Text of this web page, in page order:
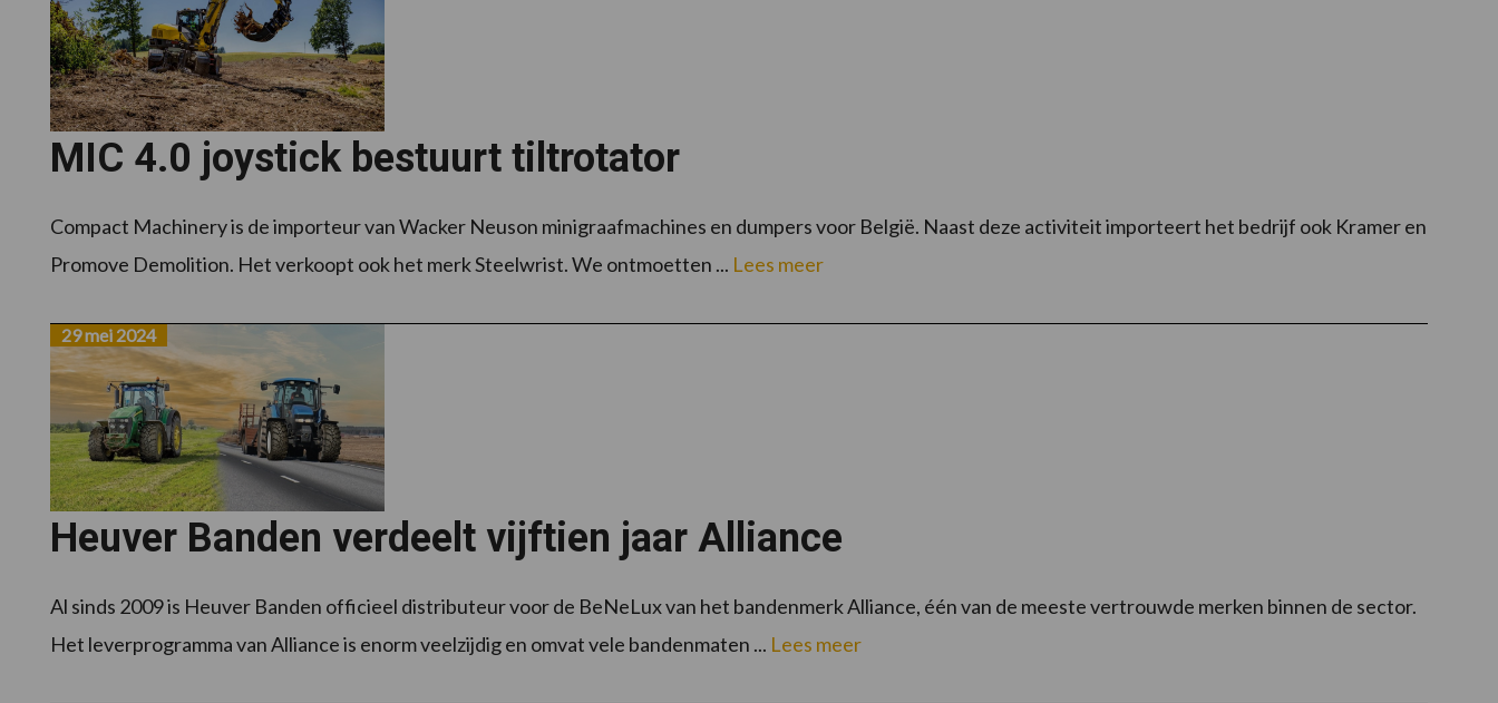
MIC 4.0 joystick bestuurt tiltrotator
Compact Machinery is de importeur van Wacker Neuson minigraafmachines en dumpers voor België. Naast deze activiteit importeert het bedrijf ook Kramer en
Promove Demolition. Het verkoopt ook het merk Steelwrist. We ontmoetten ... Lees meer
Heuver Banden verdeelt vijftien jaar Alliance
29 mei 2024
Al sinds 2009 is Heuver Banden officieel distributeur voor de BeNeLux van het bandenmerk Alliance, één van de meeste vertrouwde merken binnen de sector.
Het leverprogramma van Alliance is enorm veelzijdig en omvat vele bandenmaten ... Lees meer